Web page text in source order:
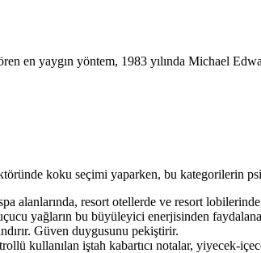
en yaygın yöntem, 1983 yılında Michael
koku seçimi yaparken, bu kategorilerin
alanlarında, resort otellerde ve resort
yağların bu büyüleyici enerjisinden
Güven duygusunu pekiştirir.
kullanılan iştah kabartıcı notalar, yiyecek-